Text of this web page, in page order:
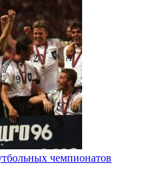
чемпионатов